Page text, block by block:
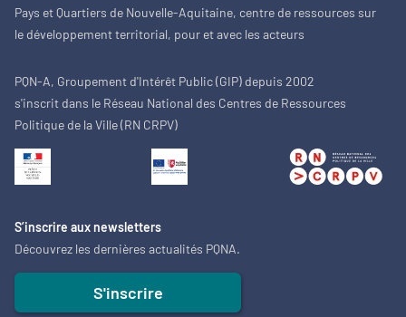
Pays et Quartiers de Nouvelle-Aquitaine, centre de ressources sur
le développement territorial, pour et avec les acteurs
PQN-A, Groupement d'Intérêt Public (GIP) depuis 2002
s'inscrit dans le Réseau National des Centres de Ressources
Politique de la Ville (RN CRPV)
S’inscrire aux newsletters
Découvrez les dernières actualités PQNA.
S'inscrire